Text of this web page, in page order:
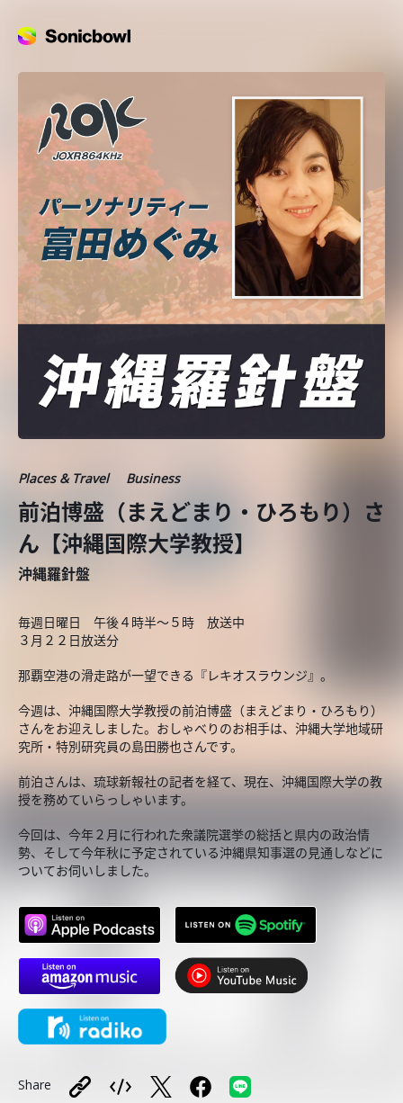
Places & Travel Business
前泊博盛（まえどまり・ひろもり）さ
ん【沖縄国際大学教授】
沖縄羅針盤
毎週日曜日 午後４時半～５時 放送中
３月２２日放送分
那覇空港の滑走路が一望できる『レキオスラウンジ』。
今週は、沖縄国際大学教授の前泊博盛（まえどまり・ひろもり）
さんをお迎えしました。おしゃべりのお相手は、沖縄大学地域研
究所・特別研究員の島田勝也さんです。
前泊さんは、琉球新報社の記者を経て、現在、沖縄国際大学の教
授を務めていらっしゃいます。
今回は、今年２月に行われた衆議院選挙の総括と県内の政治情
勢、そして今年秋に予定されている沖縄県知事選の見通しなどに
ついてお伺いしました。
Share